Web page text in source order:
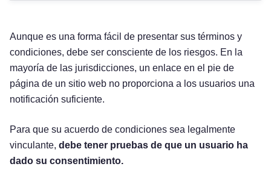
Aunque es una forma fácil de presentar sus términos y
condiciones, debe ser consciente de los riesgos. En la
mayoría de las jurisdicciones, un enlace en el pie de
página de un sitio web no proporciona a los usuarios una
notificación suficiente.
Para que su acuerdo de condiciones sea legalmente
vinculante, debe tener pruebas de que un usuario ha
dado su consentimiento.